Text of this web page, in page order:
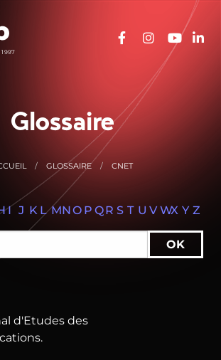
Glossaire
GLOSSAIRE CNET
I J K L MNO P QR S T U V WX Y Z
d'Etudes des